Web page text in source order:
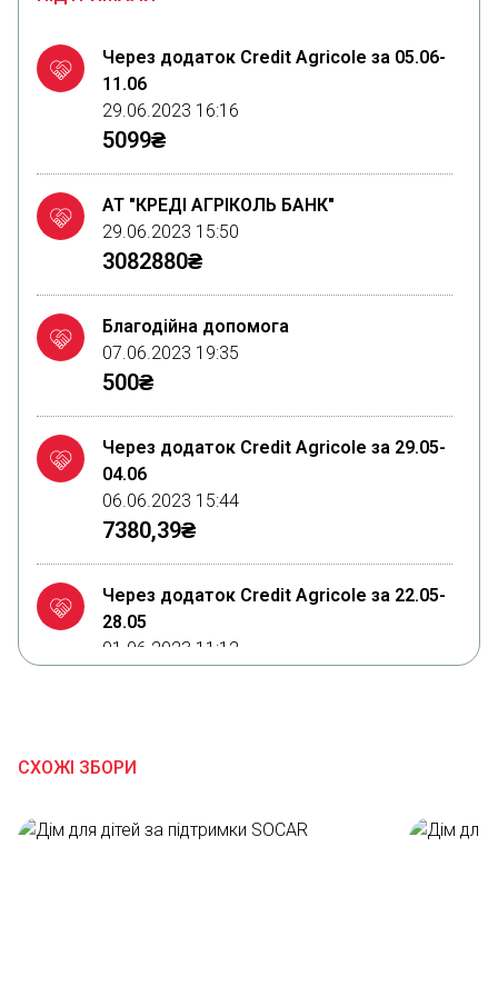
Через додаток Credit Agricole за 05.06-
11.06
29.06.2023 16:16
5099₴
АТ "КРЕДІ АГРІКОЛЬ БАНК"
29.06.2023 15:50
3082880₴
Благодійна допомога
07.06.2023 19:35
500₴
Через додаток Credit Agricole за 29.05-
04.06
06.06.2023 15:44
7380,39₴
Через додаток Credit Agricole за 22.05-
28.05
01.06.2023 11:12
30.05.2023 23:49
СХОЖІ ЗБОРИ